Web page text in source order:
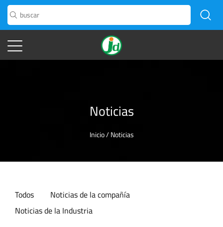
Noticias
Inicio/Noticias
Todos
Noticias de la compañía
Noticias de la Industria